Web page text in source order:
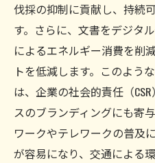
伐採の抑制に貢献し、持続
す。さらに、文書をデジタ
によるエネルギー消費を削
トを低減します。このよう
は、企業の社会的責任（
スのブランディングにも寄
ワークやテレワークの普及
が容易になり、交通による